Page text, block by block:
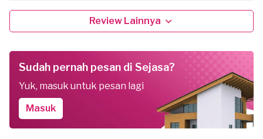
Review Lainnya
Sudah pernah pesan di Sejasa?
Yuk, masuk untuk pesan lagi
Masuk